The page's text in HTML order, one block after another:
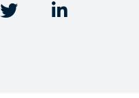
 